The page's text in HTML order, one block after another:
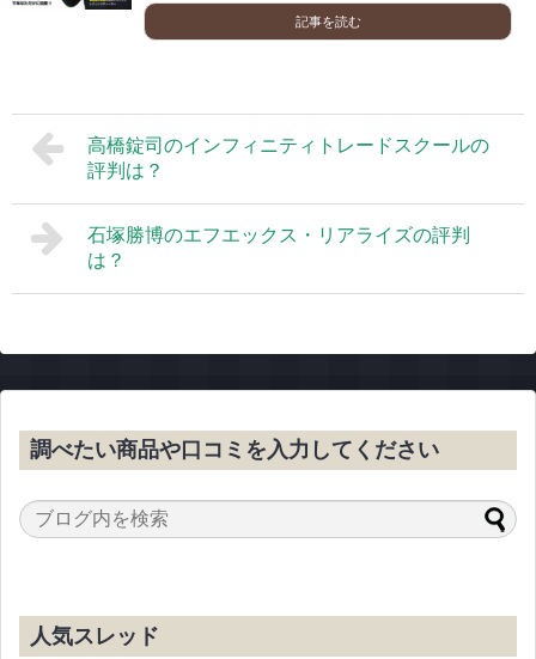
記事を読む
高橋錠司のインフィニティトレードスクールの
評判は？
石塚勝博のエフエックス・リアライズの評判
は？
調べたい商品や口コミを入力してください
人気スレッド